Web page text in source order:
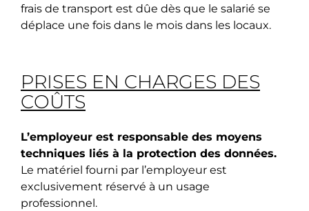
frais de transport est dûe dès que le salarié se
déplace une fois dans le mois dans les locaux.
PRISES EN CHARGES DES
COÛTS
L’employeur est responsable des moyens
techniques liés à la protection des données.
Le matériel fourni par l’employeur est
exclusivement réservé à un usage
professionnel.